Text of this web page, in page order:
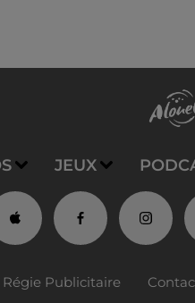
JEUX
Régie Publicitaire